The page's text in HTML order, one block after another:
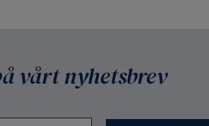
vårt nyhetsbrev